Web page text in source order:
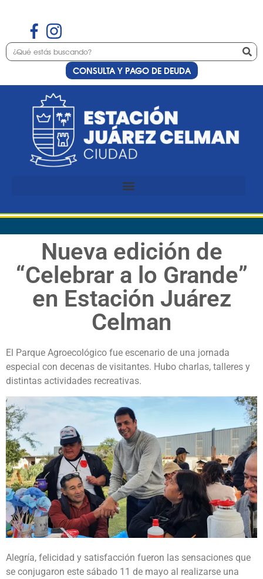
CONSULTA Y PAGO DE DEUDA
Nueva edición de
“Celebrar a lo Grande”
en Estación Juárez
Celman
El Parque Agroecológico fue escenario de una jornada
especial con decenas de visitantes. Hubo charlas, talleres y
distintas actividades recreativas.
Alegría, felicidad y satisfacción fueron las sensaciones que
se conjugaron este sábado 11 de mayo al realizarse una